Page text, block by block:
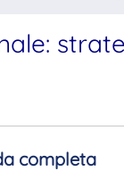
completa